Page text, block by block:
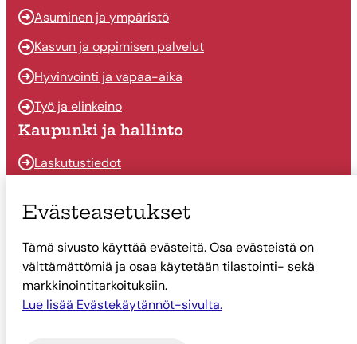
Asuminen ja ympäristö
Kasvun ja oppimisen palvelut
Hyvinvointi ja vapaa-aika
Työ ja elinkeino
Kaupunki ja hallinto
Laskutustiedot
Päätöksenteko
Talous
Yhteystiedot
Tietoa Suonenjoesta
Evästeasetukset
Tämä sivusto käyttää evästeitä. Osa evästeistä on
välttämättömiä ja osaa käytetään tilastointi- sekä
markkinointitarkoituksiin.
Lue lisää Evästekäytännöt-sivulta.